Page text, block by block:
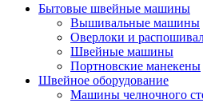
Бытовые швейные машины
Вышивальные машины
Оверлоки и
Швейные машины
Портновские манекены
Швейное оборудование
Машины челночного